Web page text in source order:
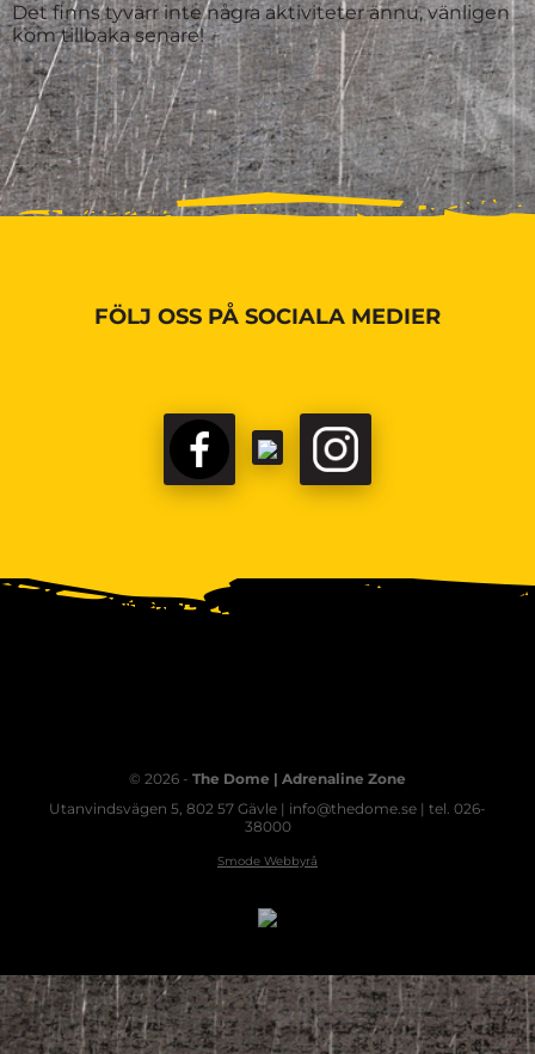
Det finns tyvärr inte några aktiviteter ännu, vänligen
kom tillbaka senare!
FÖLJ OSS PÅ SOCIALA MEDIER
© 2026 - The Dome | Adrenaline Zone
Utanvindsvägen 5, 802 57 Gävle | info@thedome.se | tel. 026-
38000
Smode Webbyrå